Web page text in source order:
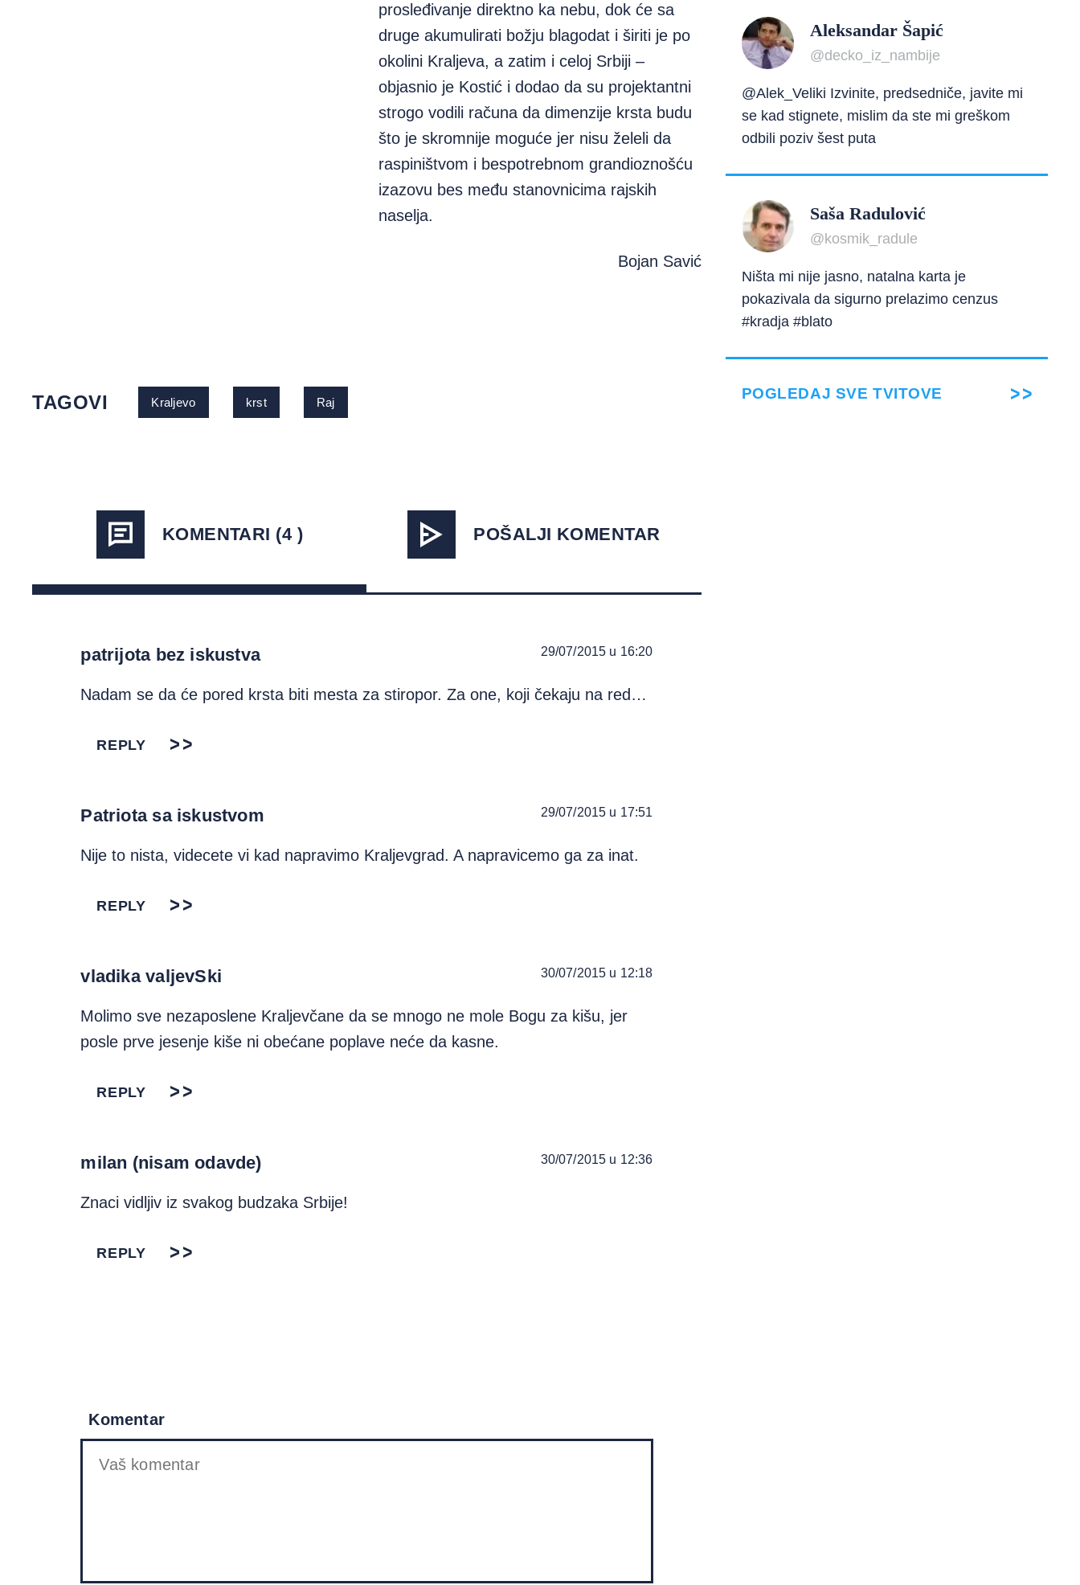
prosleđivanje direktno ka nebu, dok će sa
druge akumulirati božju blagodat i širiti je po
okolini Kraljeva, a zatim i celoj Srbiji –
objasnio je Kostić i dodao da su projektantni
strogo vodili računa da dimenzije krsta budu
što je skromnije moguće jer nisu želeli da
raspiništvom i bespotrebnom grandioznošću
izazovu bes među stanovnicima rajskih
naselja.
Bojan Savić
TAGOVI Kraljevo krst Raj
KOMENTARI (4 ) POŠALJI KOMENTAR
patrijota bez iskustva 29/07/2015 u 16:20
Nadam se da će pored krsta biti mesta za stiropor. Za one, koji čekaju na red…
REPLY
Patriota sa iskustvom 29/07/2015 u 17:51
Nije to nista, videcete vi kad napravimo Kraljevgrad. A napravicemo ga za inat.
REPLY
vladika valjevSki 30/07/2015 u 12:18
Molimo sve nezaposlene Kraljevčane da se mnogo ne mole Bogu za kišu, jer
posle prve jesenje kiše ni obećane poplave neće da kasne.
REPLY
milan (nisam odavde) 30/07/2015 u 12:36
Znaci vidljiv iz svakog budzaka Srbije!
REPLY
Komentar
Aleksandar Šapić
@decko_iz_nambije
@Alek_Veliki Izvinite, predsedniče, javite mi
se kad stignete, mislim da ste mi greškom
odbili poziv šest puta
Saša Radulović
@kosmik_radule
Ništa mi nije jasno, natalna karta je
pokazivala da sigurno prelazimo cenzus
#kradja #blato
POGLEDAJ SVE TVITOVE